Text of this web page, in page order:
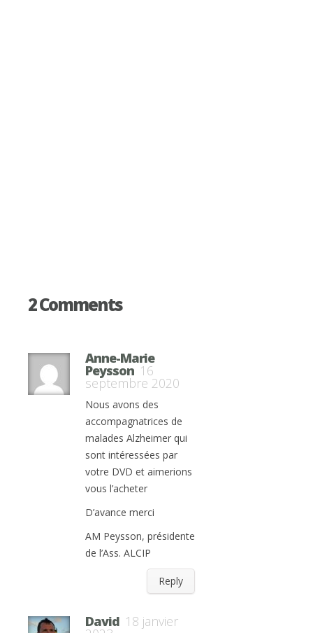
2 Comments
Anne-Marie
Peysson 16
septembre 2020
Nous avons des
accompagnatrices de
malades Alzheimer qui
sont intéressées par
votre DVD et aimerions
vous l’acheter
D’avance merci
AM Peysson, présidente
de l’Ass. ALCIP
Reply
David 18 janvier